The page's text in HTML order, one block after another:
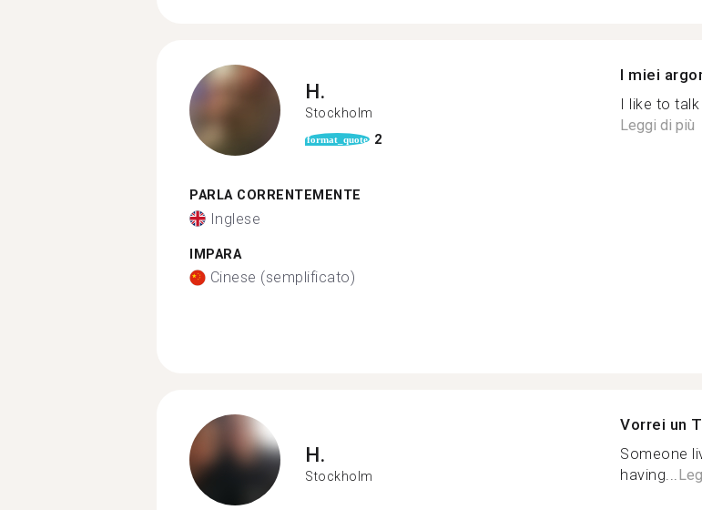
H.
Stockholm
format_quote 2
PARLA CORRENTEMENTE
Inglese
IMPARA
Cinese (semplificato)
I miei
I like to
Leggi di più
H.
Stockholm
Vorrei un
Someone
having...